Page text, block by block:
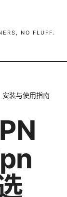
NO FLUFF.
装与使用指南